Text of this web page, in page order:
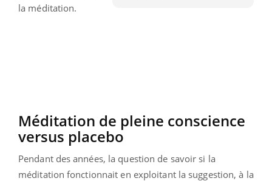
la méditation.
Méditation de pleine conscience
versus placebo
Pendant des années, la question de savoir si la
méditation fonctionnait en exploitant la suggestion, à la